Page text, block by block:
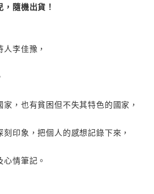
隨機出貨！
李佳豫，
，也有貧困但不失其特色的國家，
印象，把個人的感想記錄下來，
情筆記。